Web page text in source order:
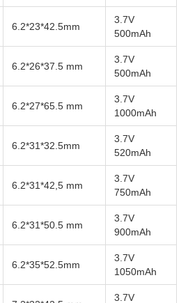
6.2*23*42.5mm
3.7V
500mAh
6.2*26*37.5 mm
3.7V
500mAh
6.2*27*65.5 mm
3.7V
1000mAh
6.2*31*32.5mm
3.7V
520mAh
6.2*31*42,5 mm
3.7V
750mAh
6.2*31*50.5 mm
3.7V
900mAh
6.2*35*52.5mm
3.7V
1050mAh
3.7V